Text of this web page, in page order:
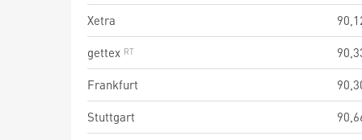
Xetra
gettex
Frankfurt
Stuttgart